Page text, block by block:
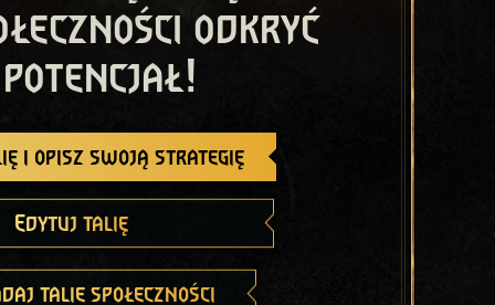
odkryć
i opisz swoją strategię
Edytuj talię
talie społeczności